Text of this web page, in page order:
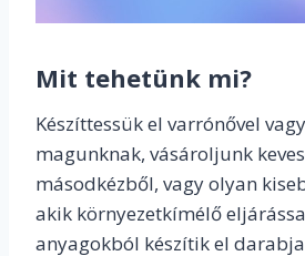
Mit tehetünk mi?
Készíttessük el varrónővel
magunknak, vásároljunk
másodkézből, vagy olyan
akik környezetkímélő
anyagokból készítik el